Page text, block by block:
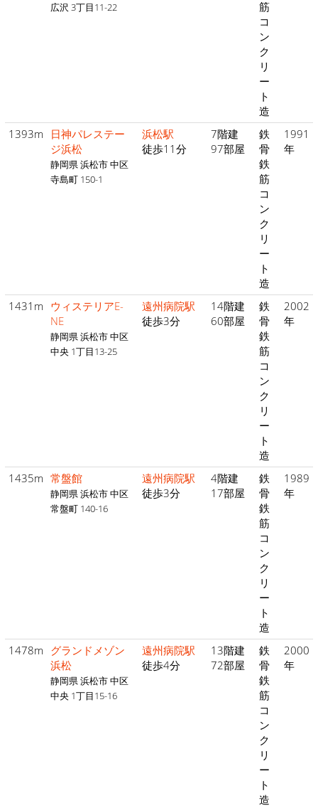
広沢 3丁目11-22
筋
コ
ン
ク
リ
ー
ト
造
1393m
日神パレステー
ジ浜松
静岡県 浜松市 中区
寺島町 150-1
浜松駅
徒歩11分
7階建
97部屋
鉄
骨
鉄
筋
コ
ン
ク
リ
ー
ト
造
1991
年
1431m ウィステリアE-
NE
静岡県 浜松市 中区
中央 1丁目13-25
遠州病院駅
徒歩3分
14階建
60部屋
鉄
骨
鉄
筋
コ
ン
ク
リ
ー
ト
造
2002
年
1435m 常盤館
静岡県 浜松市 中区
常盤町 140-16
遠州病院駅
徒歩3分
4階建
17部屋
鉄
骨
鉄
筋
コ
ン
ク
リ
ー
ト
造
1989
年
1478m グランドメゾン
浜松
静岡県 浜松市 中区
中央 1丁目15-16
遠州病院駅
徒歩4分
13階建
72部屋
鉄
骨
鉄
筋
コ
ン
ク
リ
ー
ト
造
2000
年